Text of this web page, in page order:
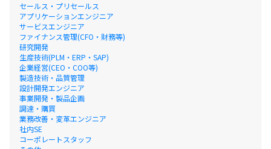
セールス・プリセールス
アプリケーションエンジニア
サービスエンジニア
ファイナンス管理(CFO・財務等)
研究開発
生産技術(PLM・ERP・SAP)
企業経営(CEO・COO等)
製造技術・品質管理
設計開発エンジニア
事業開発・製品企画
調達・購買
業務改善・変革エンジニア
社内SE
コーポレートスタッフ